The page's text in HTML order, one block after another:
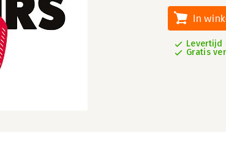
In
Levertijd
Gratis